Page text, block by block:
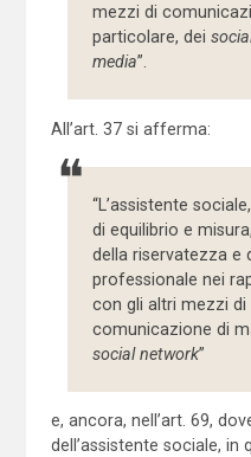
mezzi di
particolare, dei
media”.
All’art. 37 si afferma:
“L’assistente
di equilibrio e
della riservatezza e
professionale nei
con gli altri mezzi
comunicazione di
social network”
e, ancora, nell’art. 69,
dell’assistente sociale,